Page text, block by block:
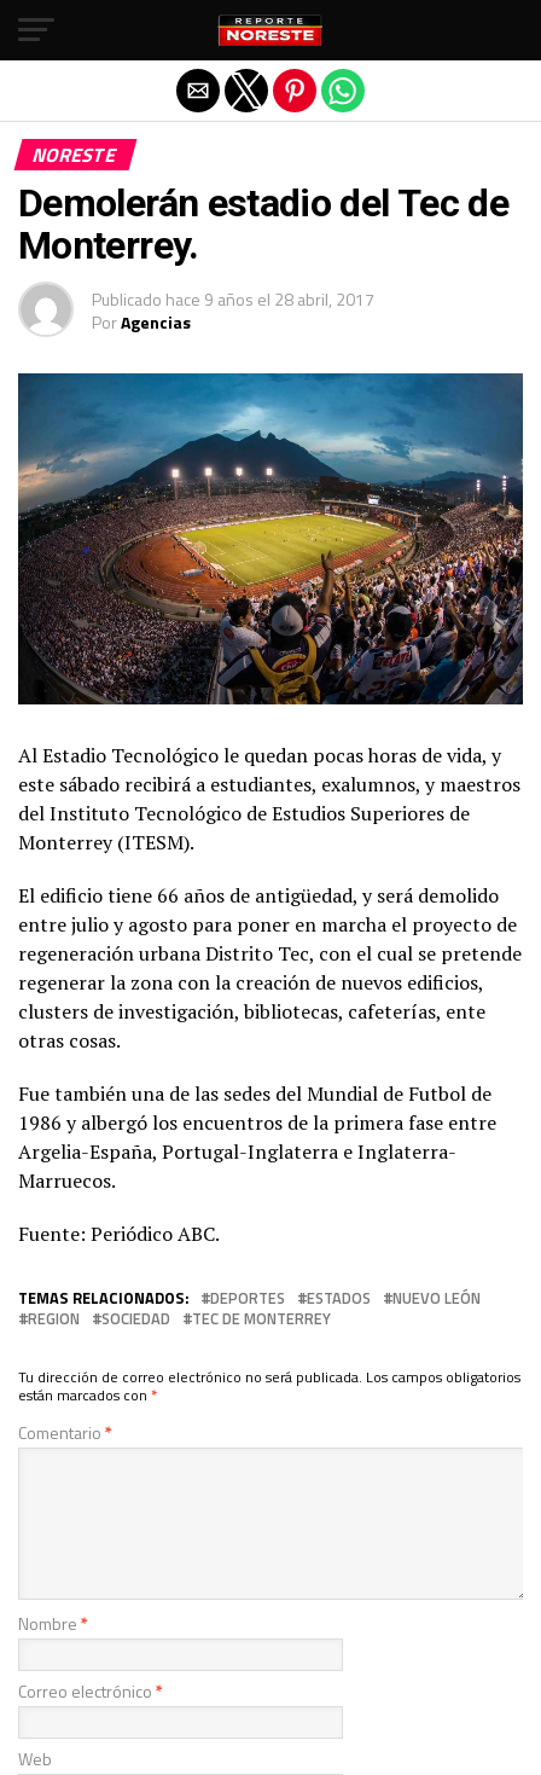
NORESTE
Demolerán estadio del Tec de
Monterrey.
Publicado hace 9 años el 28 abril, 2017
PorAgencias
Al Estadio Tecnológico le quedan pocas horas de vida, y
este sábado recibirá a estudiantes, exalumnos, y maestros
del Instituto Tecnológico de Estudios Superiores de
Monterrey (ITESM).
El edificio tiene 66 años de antigüedad, y será demolido
entre julio y agosto para poner en marcha el proyecto de
regeneración urbana Distrito Tec, con el cual se pretende
regenerar la zona con la creación de nuevos edificios,
clusters de investigación, bibliotecas, cafeterías, ente
otras cosas.
Fue también una de las sedes del Mundial de Futbol de
1986 y albergó los encuentros de la primera fase entre
Argelia-España, Portugal-Inglaterra e Inglaterra-
Marruecos.
Fuente: Periódico ABC.
TEMAS RELACIONADOS: DEPORTES ESTADOS
NUEVO LEÓN
REGION
SOCIEDAD TEC DE MONTERREY
Tu dirección de correo electrónico no será publicada. Los campos obligatorios
están marcados con *
Comentario*
Nombre*
Correo electrónico*
Web
Salir de la versión móvil